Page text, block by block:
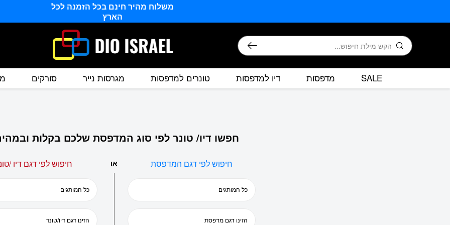
משלוח מהיר חינם בכל הזמנה לכל
הארץ
חיפוש
SALE מדפסות דיו למדפסות טונרים למדפסות מגרסות נייר סורקים
חפשו דיו/ טונר לפי סוג המדפסת שלכם בקלות
חיפוש לפי דגם המדפסת או חיפוש לפי דגם דיו /